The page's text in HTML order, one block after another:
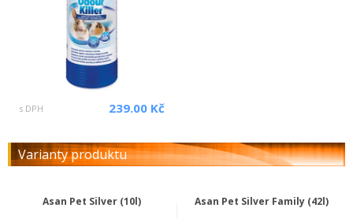
s DPH 239.00 Kč
Varianty produktu
Asan Pet Silver (10l) Asan Pet Silver Family (42l)